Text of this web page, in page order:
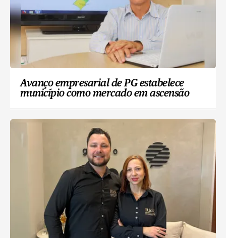
Avanço empresarial de PG estabelece
município como mercado em ascensão